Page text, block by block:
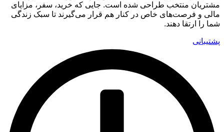
مشتریان منتخب طراحی شده است. جایی که خرید، سفر، مزایای
مالی و فرصت‌های خاص در کنار هم قرار می‌گیرند تا سبک زندگی
شما را ارتقا دهند.
پشتیبانی